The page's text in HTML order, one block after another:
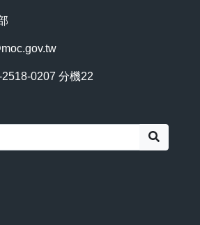
0207 分機22